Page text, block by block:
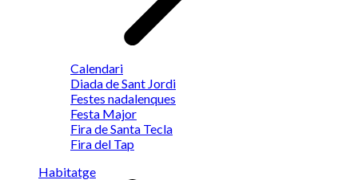
Calendari
Diada de Sant Jordi
Festes nadalenques
Festa Major
Fira de Santa Tecla
Fira del Tap
Habitatge